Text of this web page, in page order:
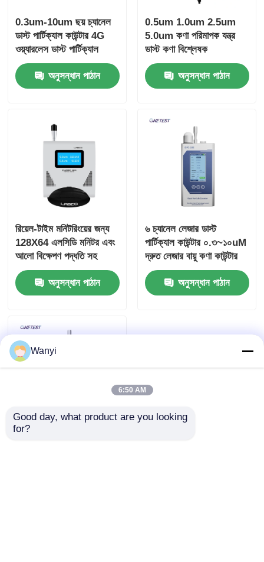
0.3um-10um ছয় চ্যানেল
ডাস্ট পার্টিক্যাল কাউন্টার 4G
ওয়্যারলেস ডাস্ট পার্টিক্যাল
মনিটর
অনুসন্ধান পাঠান
0.5um 1.0um 2.5um
5.0um কণা পরিমাপক যন্ত্র
ডাস্ট কণা বিশ্লেষক
অনুসন্ধান পাঠান
রিয়েল-টাইম মনিটরিংয়ের জন্য
128X64 এলসিডি মনিটর এবং
আলো বিক্ষেপণ পদ্ধতি সহ
আইএসও-21501-4
ক্যালিব্রেটেড ডাস্ট পার্টিক্যাল
কাউন্টার
অনুসন্ধান পাঠান
৬ চ্যানেল লেজার ডাস্ট
পার্টিক্যাল কাউন্টার ০.৩~১০uM
দ্রুত লেজার বায়ু কণা কাউন্টার
অনুসন্ধান পাঠান
Wanyi
6:50 AM
Good day, what product are you looking
for?